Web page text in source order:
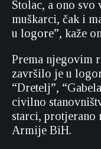
Stolac, a ono svo
muškarci, čak i
u logore”, kaže
Prema njegovim
završilo je u
“Dretelj”,
civilno
starci, protjerano
Armije BiH.